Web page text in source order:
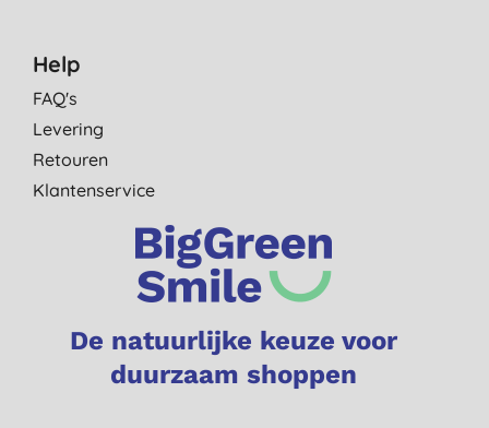
Help
FAQ's
Levering
Retouren
Klantenservice
De natuurlijke keuze voor
duurzaam shoppen